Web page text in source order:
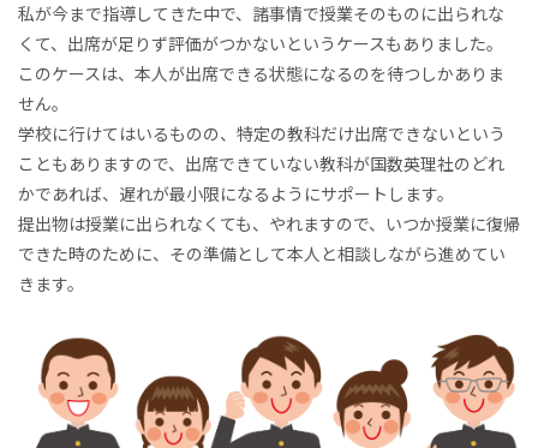
私が今まで指導してきた中で、諸事情で授業そのものに出られな
くて、出席が足りず評価がつかないというケースもありました。
このケースは、本人が出席できる状態になるのを待つしかありま
せん。
学校に行けてはいるものの、特定の教科だけ出席できないという
こともありますので、出席できていない教科が国数英理社のどれ
かであれば、遅れが最小限になるようにサポートします。
提出物は授業に出られなくても、やれますので、いつか授業に復帰
できた時のために、その準備として本人と相談しながら進めてい
きます。